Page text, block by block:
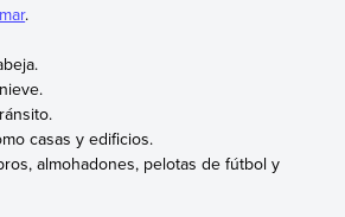
.
casas y edificios.
almohadones, pelotas de fútbol y